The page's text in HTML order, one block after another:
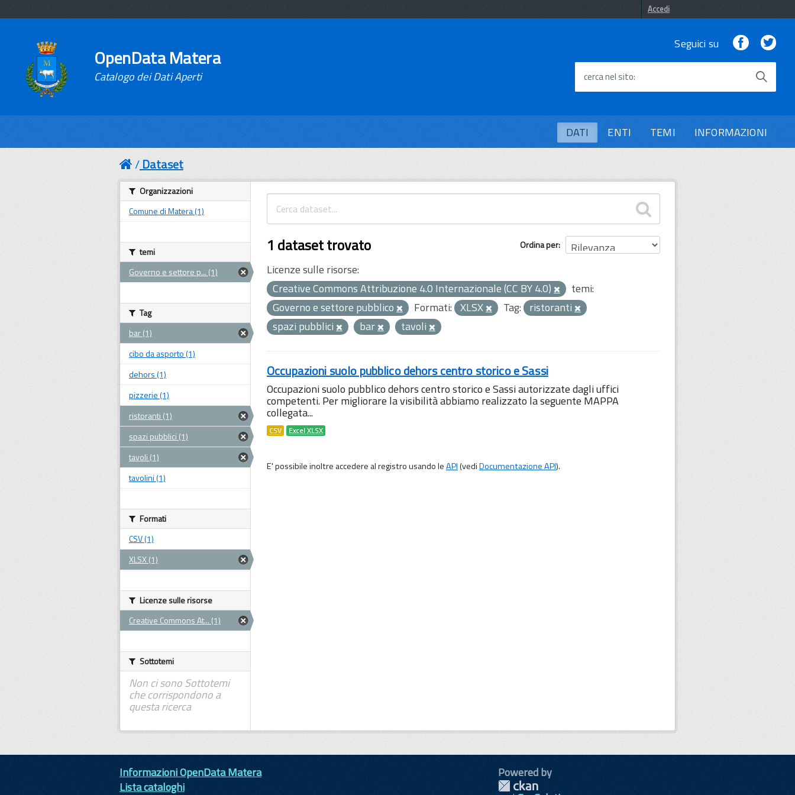
Accedi
OpenData Matera
Catalogo dei Dati Aperti
Seguici su Facebook
cerca nel sito
DATI ENTI TEMI INFORMAZIONI
Dataset
Ordina per
1 dataset trovato
Licenze sulle risorse:
Creative Commons Attribuzione 4.0 Internazionale (CC BY 4.0)
temi:
Governo e settore pubblico
Formati: XLSX Tag: ristoranti
spazi pubblici
bar tavoli
Occupazioni suolo pubblico dehors centro storico e Sassi
Occupazioni suolo pubblico dehors centro storico e Sassi autorizzate dagli uffici
competenti. Per migliorare la visibilità abbiamo realizzato la seguente MAPPA
collegata...
CSV Excel XLSX
E' possibile inoltre accedere al registro usando leAPI(vediDocumentazione API).
Organizzazioni
Comune di Matera (1)
temi
Governo e settore p... (1)
Tag
bar (1)
cibo da asporto (1)
dehors (1)
pizzerie (1)
ristoranti (1)
spazi pubblici (1)
tavoli (1)
tavolini (1)
Formati
CSV (1)
XLSX (1)
Licenze sulle risorse
Creative Commons At... (1)
Sottotemi
Non ci sono Sottotemi
che corrispondono a
questa ricerca
Informazioni OpenData Matera
Lista cataloghi
Powered by